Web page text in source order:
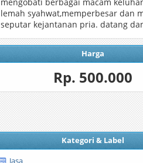
lemah syahwat,memperbesar dan
seputar kejantanan pria. datang
Harga
Rp. 500.000
Kategori & Label
Jasa